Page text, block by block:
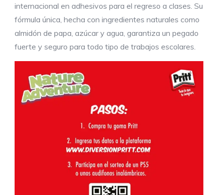
internacional en adhesivos para el regreso a clases. Su
fórmula única, hecha con ingredientes naturales como
almidón de papa, azúcar y agua, garantiza un pegado
fuerte y seguro para todo tipo de trabajos escolares.